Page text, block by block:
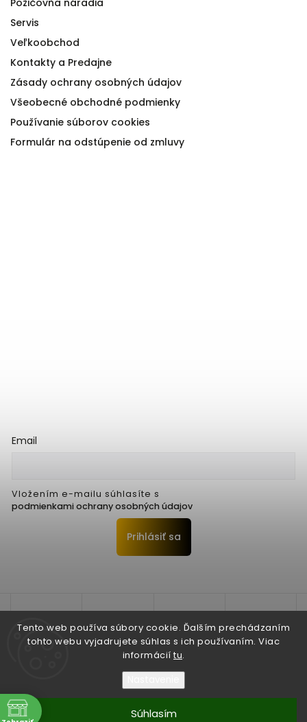
Tento web používa súbory cookie. Ďalším prechádzaním
tohto webu vyjadrujete súhlas s ich používaním. Viac
informácií tu.
Súhlasím
Servis
Veľkoobchod
Kontakty a Predajne
Zásady ochrany osobných údajov
Všeobecné obchodné podmienky
Používanie súborov cookies
Formulár na odstúpenie od zmluvy
Email
Vložením e-mailu súhlasíte s
podmienkami ochrany osobných údajov
Prihlásiť sa
Copyright 2026 Seko Trenčín s.r.o.. Všetky práva vyhradené.